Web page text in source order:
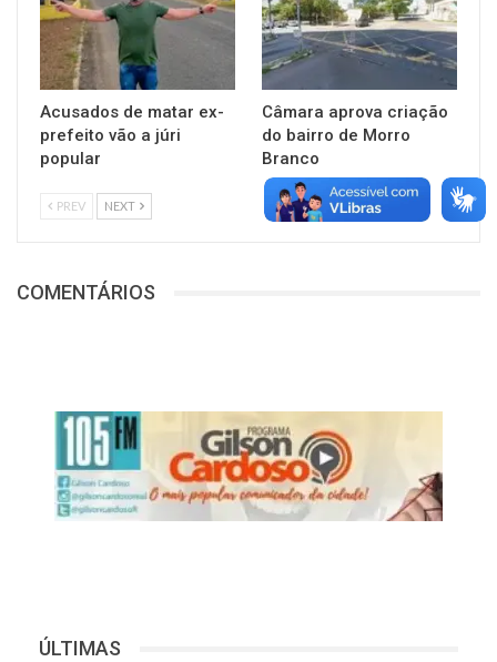
Acusados de matar ex-
prefeito vão a júri
popular
Câmara aprova criação
do bairro de Morro
Branco
PREV NEXT
COMENTÁRIOS
ÚLTIMAS